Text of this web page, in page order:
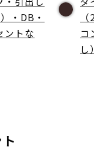
）・DB・
ントな
コ
し